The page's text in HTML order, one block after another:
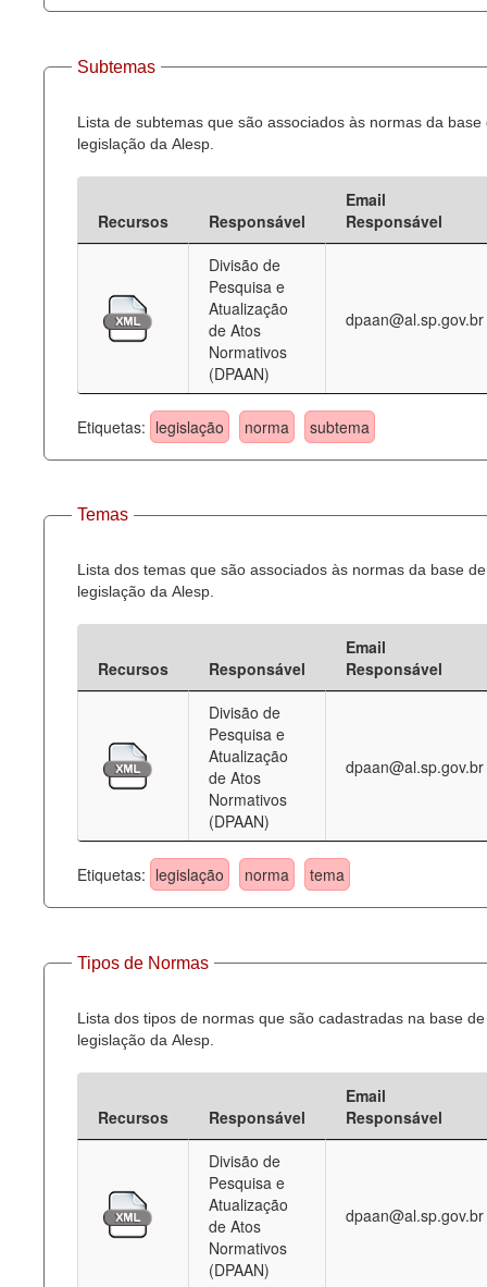
Subtemas
Lista de subtemas que são associados às normas da base
legislação da Alesp.
Recursos Responsável
Email
Responsável
Divisão de
Pesquisa e
Atualização
de Atos
Normativos
(DPAAN)
dpaan@al.sp.gov.br
Etiquetas: legislação norma subtema
Temas
Lista dos temas que são associados às normas da base de
legislação da Alesp.
Recursos Responsável
Email
Responsável
Divisão de
Pesquisa e
Atualização
de Atos
Normativos
(DPAAN)
dpaan@al.sp.gov.br
Etiquetas: legislação norma tema
Tipos de Normas
Lista dos tipos de normas que são cadastradas na base de
legislação da Alesp.
Recursos Responsável
Email
Responsável
Divisão de
Pesquisa e
Atualização
de Atos
Normativos
(DPAAN)
dpaan@al.sp.gov.br